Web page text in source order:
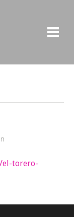
el-torero-